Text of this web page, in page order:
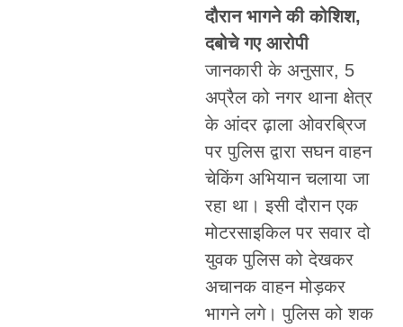
दौरान भागने की कोशिश,
दबोचे गए आरोपी
जानकारी के अनुसार, 5
अप्रैल को नगर थाना क्षेत्र
के आंदर ढ़ाला ओवरब्रिज
पर पुलिस द्वारा सघन वाहन
चेकिंग अभियान चलाया जा
रहा था। इसी दौरान एक
मोटरसाइकिल पर सवार दो
युवक पुलिस को देखकर
अचानक वाहन मोड़कर
भागने लगे। पुलिस को शक